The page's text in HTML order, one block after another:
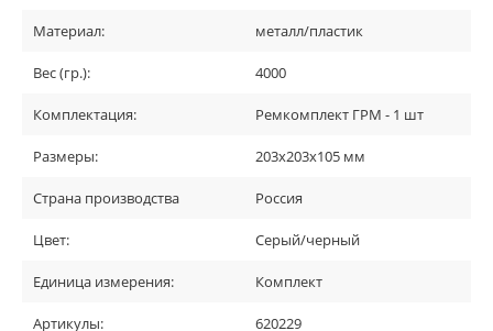
Материал: металл/пластик
Вес (гр.): 4000
Комплектация: Ремкомплект ГРМ - 1 шт
Размеры: 203х203х105 мм
Страна производства Россия
Цвет: Серый/черный
Единица измерения: Комплект
Артикулы: 620229